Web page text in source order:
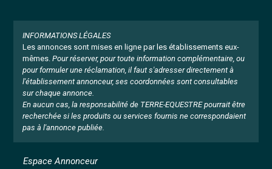
INFORMATIONS LÉGALES
Les annonces sont mises en ligne par les établissements eux-
mêmes. Pour réserver, pour toute information complémentaire, ou
pour formuler une réclamation, il faut s'adresser directement à
l'établissement annonceur, ses coordonnées sont consultables
sur chaque annonce.
En aucun cas, la responsabilité de TERRE-EQUESTRE pourrait être
recherchée si les produits ou services fournis ne correspondaient
pas à l'annonce publiée.
Espace Annonceur